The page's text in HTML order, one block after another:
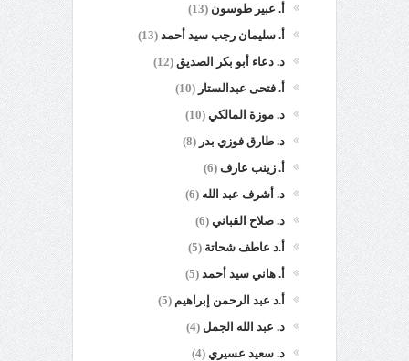
أ. عبير طوسون (13)
أ. سليمان رجب سيد أحمد (13)
د. دعاء أبو بكر الصديق (12)
أ. فتحى عبدالستار (10)
د. موزة المالكي (10)
د. طارق فوزي بدر (8)
أ. زينب عارف (6)
د. أشرف عبد الله (6)
د. صلاح القباني (6)
أ.د عاطف شحاتة (5)
أ. هاني سيد أحمد (5)
أ.د عبد الرحمن إبراهيم (5)
د. عبد الله الجمل (4)
د. سعيد عسيري (4)